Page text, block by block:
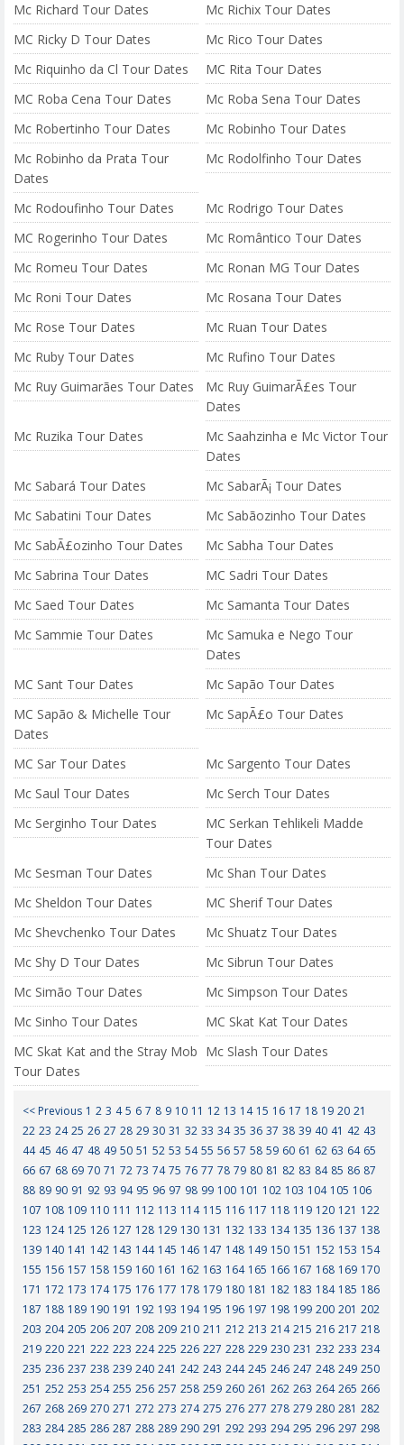
Mc Richard Tour Dates
Mc Richix Tour Dates
MC Ricky D Tour Dates
Mc Rico Tour Dates
Mc Riquinho da Cl Tour Dates
MC Rita Tour Dates
MC Roba Cena Tour Dates
Mc Roba Sena Tour Dates
Mc Robertinho Tour Dates
Mc Robinho Tour Dates
Mc Robinho da Prata Tour
Dates
Mc Rodolfinho Tour Dates
Mc Rodoufinho Tour Dates
Mc Rodrigo Tour Dates
MC Rogerinho Tour Dates
Mc Romântico Tour Dates
Mc Romeu Tour Dates
Mc Ronan MG Tour Dates
Mc Roni Tour Dates
Mc Rosana Tour Dates
Mc Rose Tour Dates
Mc Ruan Tour Dates
Mc Ruby Tour Dates
Mc Rufino Tour Dates
Mc Ruy Guimarães Tour Dates
Mc Ruy GuimarÃ£es Tour
Dates
Mc Ruzika Tour Dates
Mc Saahzinha e Mc Victor Tour
Dates
Mc Sabará Tour Dates
Mc SabarÃ¡ Tour Dates
Mc Sabatini Tour Dates
Mc Sabãozinho Tour Dates
Mc SabÃ£ozinho Tour Dates
Mc Sabha Tour Dates
Mc Sabrina Tour Dates
MC Sadri Tour Dates
Mc Saed Tour Dates
Mc Samanta Tour Dates
Mc Sammie Tour Dates
Mc Samuka e Nego Tour
Dates
MC Sant Tour Dates
Mc Sapão Tour Dates
MC Sapão & Michelle Tour
Dates
Mc SapÃ£o Tour Dates
MC Sar Tour Dates
Mc Sargento Tour Dates
Mc Saul Tour Dates
Mc Serch Tour Dates
Mc Serginho Tour Dates
MC Serkan Tehlikeli Madde
Tour Dates
Mc Sesman Tour Dates
Mc Shan Tour Dates
Mc Sheldon Tour Dates
MC Sherif Tour Dates
Mc Shevchenko Tour Dates
Mc Shuatz Tour Dates
Mc Shy D Tour Dates
Mc Sibrun Tour Dates
Mc Simão Tour Dates
Mc Simpson Tour Dates
Mc Sinho Tour Dates
MC Skat Kat Tour Dates
MC Skat Kat and the Stray Mob
Tour Dates
Mc Slash Tour Dates
<< Previous 1 2 3 4 5 6 7 8 9 10 11 12 13 14 15 16 17 18 19 20 21
22 23 24 25 26 27 28 29 30 31 32 33 34 35 36 37 38 39 40 41 42 43
44 45 46 47 48 49 50 51 52 53 54 55 56 57 58 59 60 61 62 63 64 65
66 67 68 69 70 71 72 73 74 75 76 77 78 79 80 81 82 83 84 85 86 87
88 89 90 91 92 93 94 95 96 97 98 99 100 101 102 103 104 105 106
107 108 109 110 111 112 113 114 115 116 117 118 119 120 121 122
123 124 125 126 127 128 129 130 131 132 133 134 135 136 137 138
139 140 141 142 143 144 145 146 147 148 149 150 151 152 153 154
155 156 157 158 159 160 161 162 163 164 165 166 167 168 169 170
171 172 173 174 175 176 177 178 179 180 181 182 183 184 185 186
187 188 189 190 191 192 193 194 195 196 197 198 199 200 201 202
203 204 205 206 207 208 209 210 211 212 213 214 215 216 217 218
219 220 221 222 223 224 225 226 227 228 229 230 231 232 233 234
235 236 237 238 239 240 241 242 243 244 245 246 247 248 249 250
251 252 253 254 255 256 257 258 259 260 261 262 263 264 265 266
267 268 269 270 271 272 273 274 275 276 277 278 279 280 281 282
283 284 285 286 287 288 289 290 291 292 293 294 295 296 297 298